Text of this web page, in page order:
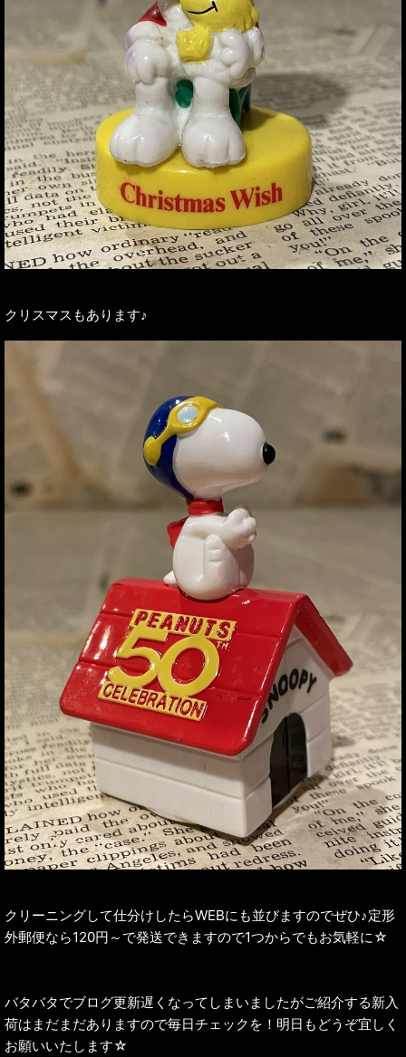
クリスマスもあります♪
クリーニングして仕分けしたらWEBにも並びますのでぜひ♪定形
外郵便なら120円～で発送できますので1つからでもお気軽に☆
バタバタでブログ更新遅くなってしまいましたがご紹介する新入
荷はまだまだありますので毎日チェックを！明日もどうぞ宜しく
お願いいたします☆